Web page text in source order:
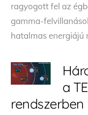
ragyogott fel az
gamma-
hatalmas energiájú
a
rendszerben